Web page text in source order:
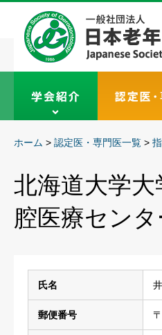
ホーム > 認定医・専門医一覧 >
北海道大学
腔医療センタ
氏名
郵便番号